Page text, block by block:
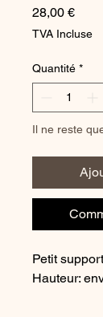
28,00 €Prix
TVA Incluse
Quantité *
Il ne reste
Petit
Hauteur: